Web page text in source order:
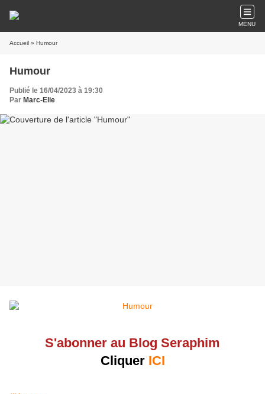
MENU
Accueil » Humour
Humour
Publié le 16/04/2023 à 19:30
Par Marc-Elie
S'abonner au Blog Seraphim
Cliquer ICI